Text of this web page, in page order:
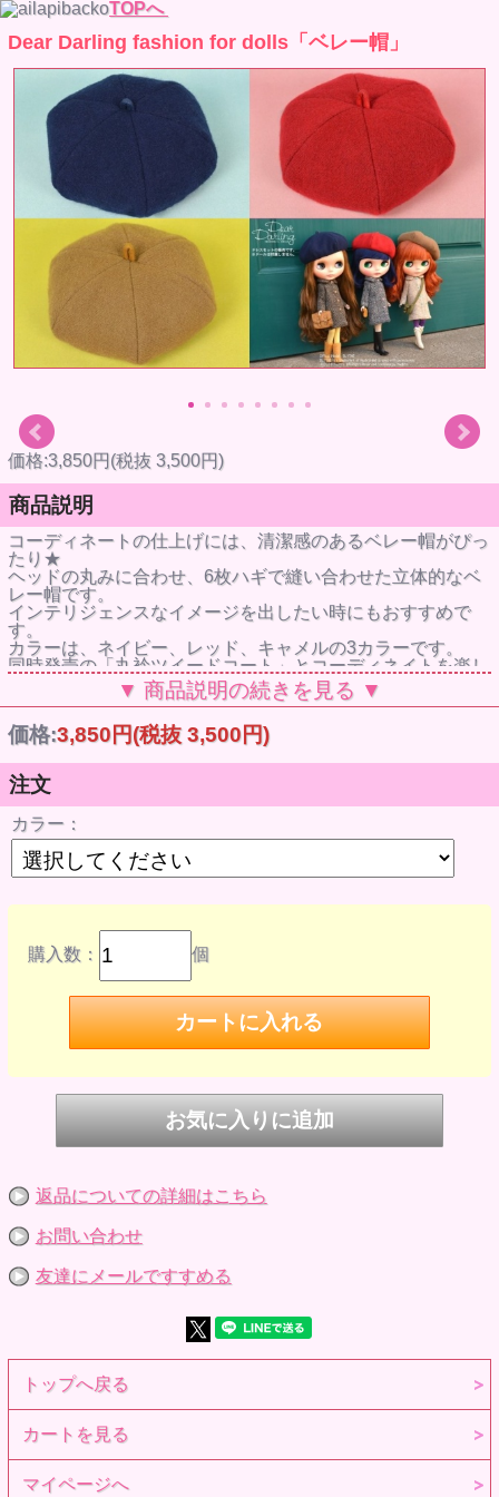
TOPへ
Dear Darling fashion for dolls「ベレー帽」
価格:3,850円(税抜 3,500円)
商品説明
コーディネートの仕上げには、清潔感のあるベレー帽がぴっ
たり★
ヘッドの丸みに合わせ、6枚ハギで縫い合わせた立体的なベ
レー帽です。
インテリジェンスなイメージを出したい時にもおすすめで
す。
カラーは、ネイビー、レッド、キャメルの3カラーです。
同時発売の「丸衿ツイードコート」とコーディネイトを楽し
んでくださいね♪
ベレー帽の販売です。セット内容以外のドール、小物は付属
しません。ご注意ください。
【お取扱いの注意事項】
する恐れがあります。
遊んだあとは必ず脱がせて保管するなど、長時間ドールに着
せたままにするのはお避けください。
ドールに色移行した際の責任は負いかねます。なお、右記の
理由による返品・交換はできませんのでご了承ください。
●洗濯はできません。
サイズ
色、柄、種類
【全3色】
・ネイビー
・キャメル
ご希望のお色をお選びください。
セット内容
ベレー帽の販売です。セット内容以外のドール、小物は付属
しません。ご注意ください。
▼ 商品説明の続きを見る ▼
価格:3,850円(税抜 3,500円)
注文
カラー：
購入数： 個
返品についての詳細はこちら
お問い合わせ
友達にメールですすめる
トップへ戻る
カートを見る
マイページへ